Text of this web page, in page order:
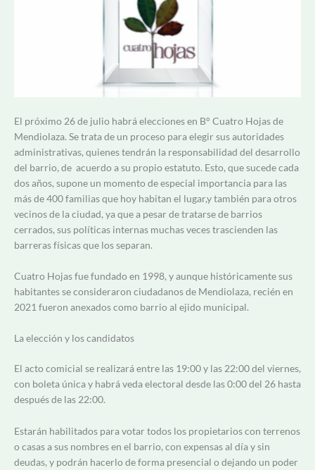
El próximo 26 de julio habrá elecciones en B° Cuatro Hojas de
Mendiolaza. Se trata de un proceso para elegir sus autoridades
administrativas, quienes tendrán la responsabilidad del desarrollo
del barrio, de acuerdo a su propio estatuto. Esto, que sucede cada
dos años, supone un momento de especial importancia para las
más de 400 familias que hoy habitan el lugar,y también para otros
vecinos de la ciudad, ya que a pesar de tratarse de barrios
cerrados, sus políticas internas muchas veces trascienden las
barreras físicas que los separan.
Cuatro Hojas fue fundado en 1998, y aunque históricamente sus
habitantes se consideraron ciudadanos de Mendiolaza, recién en
2021 fueron anexados como barrio al ejido municipal.
La elección y los candidatos
El acto comicial se realizará entre las 19:00 y las 22:00 del viernes,
con boleta única y habrá veda electoral desde las 0:00 del 26 hasta
después de las 22:00.
Estarán habilitados para votar todos los propietarios con terrenos
o casas a sus nombres en el barrio, con expensas al día y sin
deudas, y podrán hacerlo de forma presencial o dejando un poder